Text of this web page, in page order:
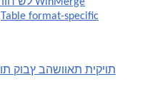
Table format-specific
פעולות קובץ בהשוואת